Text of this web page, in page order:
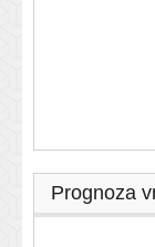
Prognoza